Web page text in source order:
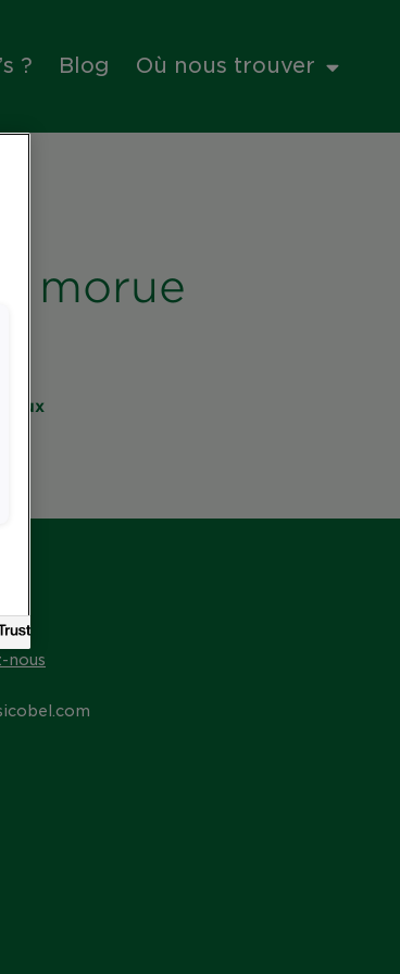
? Blog
Où nous trouver
morue
nous